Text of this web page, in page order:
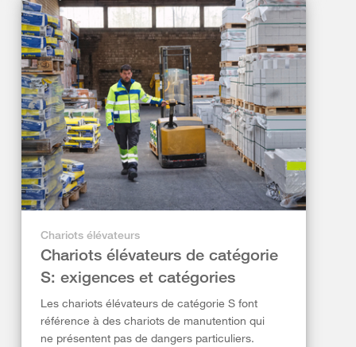
Chariots élévateurs
Chariots élévateurs de catégorie
S: exigences et catégories
Les chariots élévateurs de catégorie S font
référence à des chariots de manutention qui
ne présentent pas de dangers particuliers.